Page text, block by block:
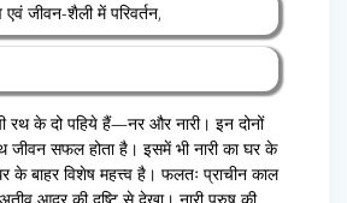
एवं जीवन-शैली में परिवर्तन,
रथ के दो पहिये हैं—नर और नारी। इन दोनों
जीवन सफल होता है। इसमें भी नारी का घर के
बाहर विशेष महत्त्व है। फलतः प्राचीन काल